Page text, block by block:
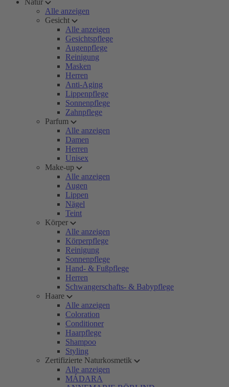
Natur
Alle anzeigen
Gesicht
Alle anzeigen
Gesichtspflege
Augenpflege
Reinigung
Masken
Herren
Anti-Aging
Lippenpflege
Sonnenpflege
Zahnpflege
Parfum
Alle anzeigen
Damen
Herren
Unisex
Make-up
Alle anzeigen
Augen
Lippen
Nägel
Teint
Körper
Alle anzeigen
Körperpflege
Reinigung
Sonnenpflege
Hand- & Fußpflege
Herren
Schwangerschafts- & Babypflege
Haare
Alle anzeigen
Coloration
Conditioner
Haarpflege
Shampoo
Styling
Zertifizierte Naturkosmetik
Alle anzeigen
MÁDARA